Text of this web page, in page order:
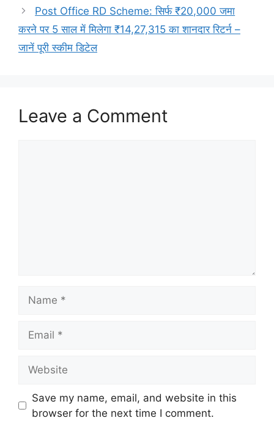
Post Office RD Scheme: सिर्फ ₹20,000 जमा
करने पर 5 साल में मिलेगा ₹14,27,315 का शानदार रिटर्न –
जानें पूरी स्कीम डिटेल
Leave a Comment
Save my name, email, and website in this
browser for the next time I comment.